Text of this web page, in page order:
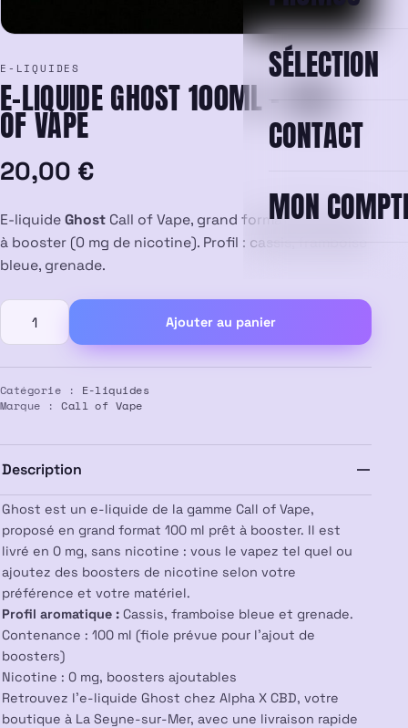
SÉLECTION
CONTACT
MON
E-LIQUIDES
E-LIQUIDE GHOST 100ML – CALL
OF VAPE
20,00 €
E-liquide Ghost Call of Vape, grand format 100 ml prêt
à booster (0 mg de nicotine). Profil : cassis, framboise
bleue, grenade.
quantité
E-
liquide
Ghost
100ml
Call
of
Ajouter au panier
Catégorie : E-liquides
Marque :Call of Vape
Description
Ghost est un e-liquide de la gamme Call of Vape,
proposé en grand format 100 ml prêt à booster. Il est
livré en 0 mg, sans nicotine : vous le vapez tel quel ou
ajoutez des boosters de nicotine selon votre
préférence et votre matériel.
Profil aromatique : Cassis, framboise bleue et grenade.
Contenance : 100 ml (fiole prévue pour l’ajout de
boosters)
Nicotine : 0 mg, boosters ajoutables
Retrouvez l’e-liquide Ghost chez Alpha X CBD, votre
boutique à La Seyne-sur-Mer, avec une livraison rapide